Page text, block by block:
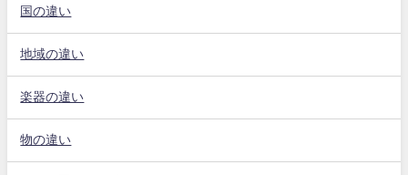
国の違い
地域の違い
楽器の違い
物の違い